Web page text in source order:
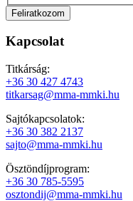
Kapcsolat
Titkárság:
+36 30 427 4743
titkarsag@mma-mmki.hu
Sajtókapcsolatok:
+36 30 382 2137
sajto@mma-mmki.hu
Ösztöndíjprogram:
+36 30 785-5595
osztondij@mma-mmki.hu